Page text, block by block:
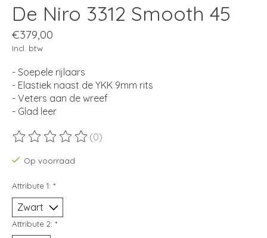
De Niro 3312 Smooth 45
€379,00
Incl. btw
- Soepele rijlaars
- Elastiek naast de YKK 9mm rits
- Veters aan de wreef
- Glad leer
De beoordeling van dit product is
(0)
Op voorraad
Attribute 1: *
Attribute 2: *